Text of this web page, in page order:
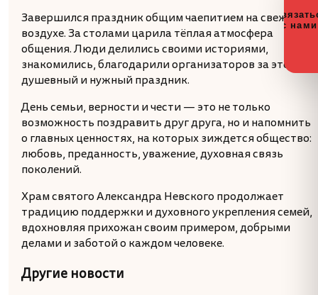
с
Завершился праздник общим чаепитием на свежем
воздухе. За столами царила тёплая атмосфера
общения. Люди делились своими историями,
знакомились, благодарили организаторов за этот
душевный и нужный праздник.
День семьи, верности и чести — это не только
возможность поздравить друг друга, но и напомнить
о главных ценностях, на которых зиждется общество:
любовь, преданность, уважение, духовная связь
поколений.
Храм святого Александра Невского продолжает
традицию поддержки и духовного укрепления семей,
вдохновляя прихожан своим примером, добрыми
делами и заботой о каждом человеке.
Другие новости